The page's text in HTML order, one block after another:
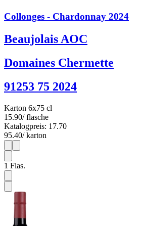
Collonges - Chardonnay 2024
Beaujolais AOC
Domaines Chermette
91253 75 2024
Karton 6x75 cl
15.90/ flasche
Katalogpreis: 17.70
95.40/ karton
1
1 Flas.